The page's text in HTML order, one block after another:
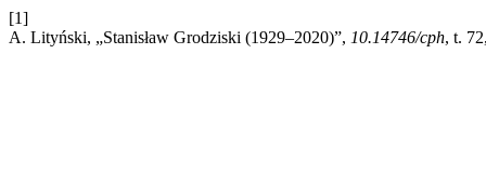
[1]
A. Lityński, „Stanisław Grodziski (1929–2020)”, 10.14746/cph, t.